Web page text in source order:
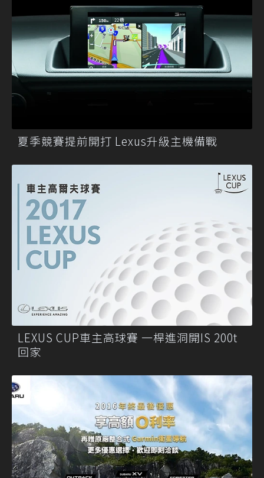
夏季競賽提前開打 Lexus升級主機備戰
LEXUS CUP車主高球賽 一桿進洞開IS 200t
回家